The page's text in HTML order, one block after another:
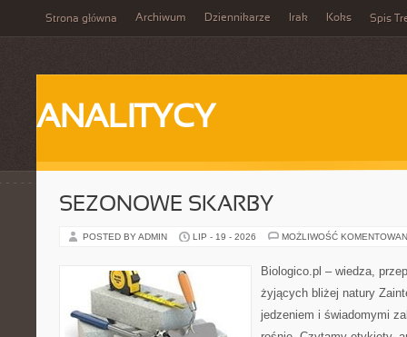
Strona główna Archiwum Dziennikarze Irak Koks Spis
ANALITYCY
SEZONOWE SKARBY
POSTED BY ADMIN LIP - 19 - 2026 MOŻLIWOŚĆ
Biologico.pl – wiedza,
żyjących bliżej natury
jedzeniem i świadomymi